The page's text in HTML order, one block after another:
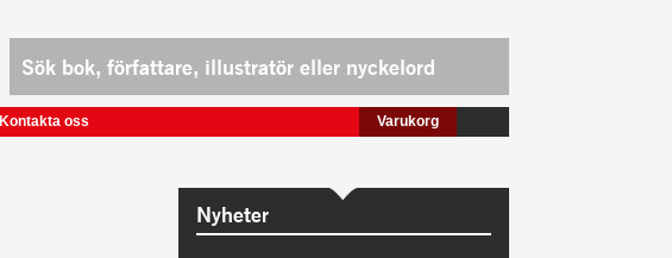
Kontakta oss Varukorg
Nyheter